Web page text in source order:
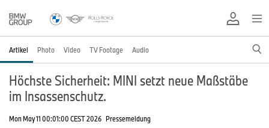
Artikel Photo Video TV Footage Audio
Höchste Sicherheit: MINI setzt neue Maßstäbe
im Insassenschutz.
Mon May 11 00:01:00 CEST 2026 Pressemeldung